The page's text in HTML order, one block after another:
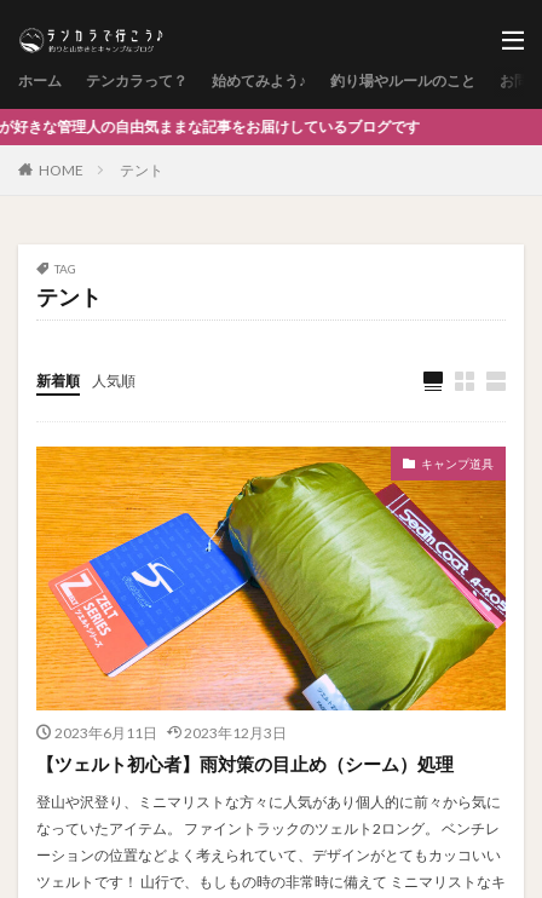
ホーム テンカラって？ 始めてみよう♪ 釣り場やルールのこと お問
の自由気ままな記事をお届けしているブログです
HOME テント
TAG
テント
新着順 人気順
キャンプ道具
2023年6月11日 2023年12月3日
【ツェルト初心者】雨対策の目止め（シーム）処理
登山や沢登り、ミニマリストな方々に人気があり個人的に前々から気に
なっていたアイテム。 ファイントラックのツェルト2ロング。 ベンチレ
ーションの位置などよく考えられていて、デザインがとてもカッコいい
ツェルトです！ 山行で、もしもの時の非常時に備えて ミニマリストなキ